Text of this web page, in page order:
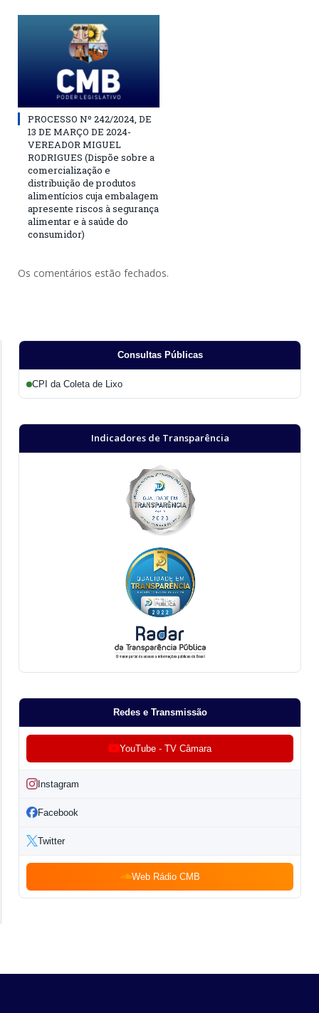
PROCESSO Nº 242/2024, DE
13 DE MARÇO DE 2024-
VEREADOR MIGUEL
RODRIGUES (Dispõe sobre a
comercialização e
distribuição de produtos
alimentícios cuja embalagem
apresente riscos à segurança
alimentar e à saúde do
consumidor)
Os comentários estão fechados.
Consultas Públicas
CPI da Coleta de Lixo
Indicadores de Transparência
Redes e Transmissão
YouTube - TV Câmara
Instagram
Facebook
Twitter
Web Rádio CMB